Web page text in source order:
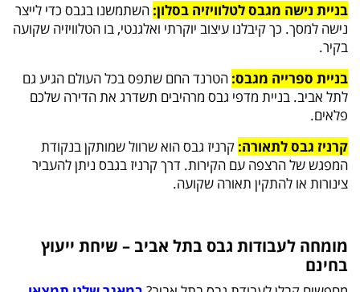
בניית נישה מגבס לטלוויזיה בסלון: השתמשנו בגבס כדי לייצר
נישה למסך. כך קיבלנו עיצוב יוקרתי ואלגנטי, בו הטלוויזיה שקועה
בקיר.
בניית ספרייה מגבס: הטרנד החם שתפס בכל העולם הגיע גם
לתל אביב. בניית מדפי גבס מרהיבים תשדרג את הדירה שלכם
פלאים.
קרניז גבס לתאורה: קרניז גבס הוא שרוול שמותקן בנקודת
המפגש של הרצפה עם הקירות. דרך קרניז בגבס ניתן להעביר
צינורות או להתקין תאורה שקועה.
מומחה לעבודות גבס בתל אביב – שיחת ייעוץ
בחינם